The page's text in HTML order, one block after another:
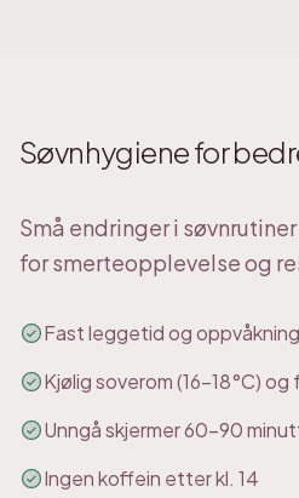
Søvnhygiene for
Små endringer i
for smerteopplevelse og
Fast leggetid og
Kjølig soverom (16-18°C)
Unngå skjermer 60-90
Ingen koffein etter kl. 14